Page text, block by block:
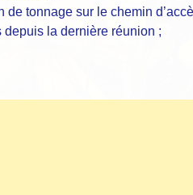
tonnage sur le chemin
la dernière réunion ;